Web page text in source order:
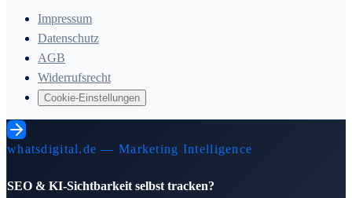
Impressum
Datenschutz
AGB
Widerrufsrecht
Cookie-Einstellungen
whatsdigital.de — Marketing Intelligence
SEO & KI-Sichtbarkeit selbst tracken?